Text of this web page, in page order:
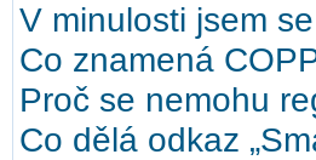
V minulosti jsem
Co znamená
Proč se nemohu
Co dělá odkaz